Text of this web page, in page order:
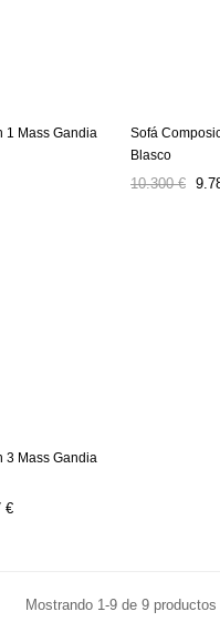
1 Mass Gandia
Sofá
Blasco
Precio
10.300 €
3 Mass Gandia
€
Mostrando 1-9 de 9 productos